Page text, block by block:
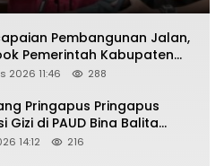
Pembangunan Jalan,
Pemerintah Kabupaten
Warganet
2026 11:46 288
Pringapus Pringapus
Gizi di PAUD Bina Balita
Anak Nasional 2026
14:12 216